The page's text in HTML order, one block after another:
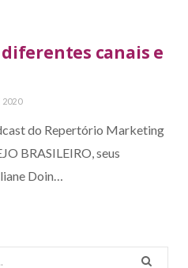
canais e
2020
do Repertório Marketing
BRASILEIRO, seus
Doin…